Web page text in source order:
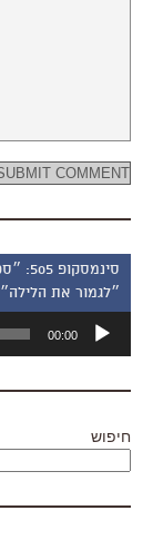
״לגמור את הלילה״
אודיו
00:00
חיפוש